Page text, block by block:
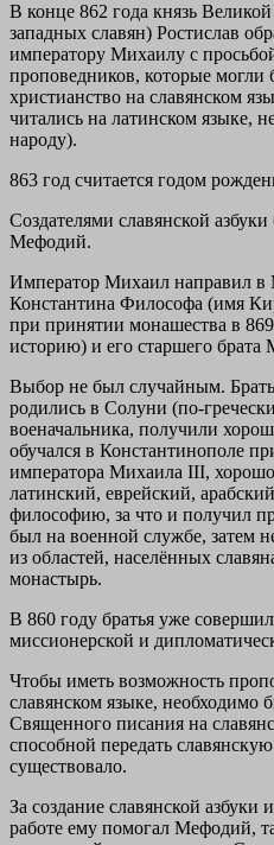
В конце 862 года князь
западных славян) Ростислав
императору Михаилу с
проповедников, которые могли
христианство на славянском
читались на латинском языке,
народу).
863 год считается годом
Создателями славянской
Мефодий.
Император Михаил направил в
Константина Философа (имя
при принятии монашества в
историю) и его старшего брата
Выбор не был случайным.
родились в Солуни (по-
военачальника, получили
обучался в Константинополе
императора Михаила III, хорошо
латинский, еврейский,
философию, за что и получил
был на военной службе, затем
из областей, населённых
монастырь.
В 860 году братья уже
миссионерской и
Чтобы иметь возможность
славянском языке, необходимо
Священного писания на
способной передать
существовало.
За создание славянской
работе ему помогал Мефодий,